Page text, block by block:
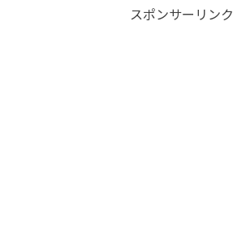
スポンサーリンク